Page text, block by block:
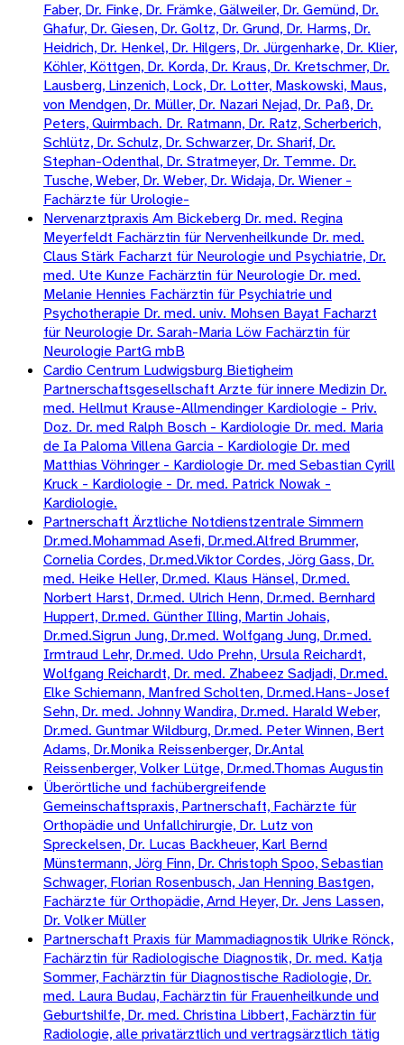
Faber, Dr. Finke, Dr. Främke, Gälweiler, Dr. Gemünd, Dr.
Ghafur, Dr. Giesen, Dr. Goltz, Dr. Grund, Dr. Harms, Dr.
Heidrich, Dr. Henkel, Dr. Hilgers, Dr. Jürgenharke, Dr. Klier,
Köhler, Köttgen, Dr. Korda, Dr. Kraus, Dr. Kretschmer, Dr.
Lausberg, Linzenich, Lock, Dr. Lotter, Maskowski, Maus,
von Mendgen, Dr. Müller, Dr. Nazari Nejad, Dr. Paß, Dr.
Peters, Quirmbach. Dr. Ratmann, Dr. Ratz, Scherberich,
Schlütz, Dr. Schulz, Dr. Schwarzer, Dr. Sharif, Dr.
Stephan-Odenthal, Dr. Stratmeyer, Dr. Temme. Dr.
Tusche, Weber, Dr. Weber, Dr. Widaja, Dr. Wiener -
Fachärzte für Urologie-
Nervenarztpraxis Am Bickeberg Dr. med. Regina
Meyerfeldt Fachärztin für Nervenheilkunde Dr. med.
Claus Stärk Facharzt für Neurologie und Psychiatrie, Dr.
med. Ute Kunze Fachärztin für Neurologie Dr. med.
Melanie Hennies Fachärztin für Psychiatrie und
Psychotherapie Dr. med. univ. Mohsen Bayat Facharzt
für Neurologie Dr. Sarah-Maria Löw Fachärztin für
Neurologie PartG mbB
Cardio Centrum Ludwigsburg Bietigheim
Partnerschaftsgesellschaft Arzte für innere Medizin Dr.
med. Hellmut Krause-Allmendinger Kardiologie - Priv.
Doz. Dr. med Ralph Bosch - Kardiologie Dr. med. Maria
de Ia Paloma Villena Garcia - Kardiologie Dr. med
Matthias Vöhringer - Kardiologie Dr. med Sebastian Cyrill
Kruck - Kardiologie - Dr. med. Patrick Nowak -
Kardiologie.
Partnerschaft Ärztliche Notdienstzentrale Simmern
Dr.med.Mohammad Asefi, Dr.med.Alfred Brummer,
Cornelia Cordes, Dr.med.Viktor Cordes, Jörg Gass, Dr.
med. Heike Heller, Dr.med. Klaus Hänsel, Dr.med.
Norbert Harst, Dr.med. Ulrich Henn, Dr.med. Bernhard
Huppert, Dr.med. Günther Illing, Martin Johais,
Dr.med.Sigrun Jung, Dr.med. Wolfgang Jung, Dr.med.
Irmtraud Lehr, Dr.med. Udo Prehn, Ursula Reichardt,
Wolfgang Reichardt, Dr. med. Zhabeez Sadjadi, Dr.med.
Elke Schiemann, Manfred Scholten, Dr.med.Hans-Josef
Sehn, Dr. med. Johnny Wandira, Dr.med. Harald Weber,
Dr.med. Guntmar Wildburg, Dr.med. Peter Winnen, Bert
Adams, Dr.Monika Reissenberger, Dr.Antal
Reissenberger, Volker Lütge, Dr.med.Thomas Augustin
Überörtliche und fachübergreifende
Gemeinschaftspraxis, Partnerschaft, Fachärzte für
Orthopädie und Unfallchirurgie, Dr. Lutz von
Spreckelsen, Dr. Lucas Backheuer, Karl Bernd
Münstermann, Jörg Finn, Dr. Christoph Spoo, Sebastian
Schwager, Florian Rosenbusch, Jan Henning Bastgen,
Fachärzte für Orthopädie, Arnd Heyer, Dr. Jens Lassen,
Dr. Volker Müller
Partnerschaft Praxis für Mammadiagnostik Ulrike Rönck,
Fachärztin für Radiologische Diagnostik, Dr. med. Katja
Sommer, Fachärztin für Diagnostische Radiologie, Dr.
med. Laura Budau, Fachärztin für Frauenheilkunde und
Geburtshilfe, Dr. med. Christina Libbert, Fachärztin für
Radiologie, alle privatärztlich und vertragsärztlich tätig